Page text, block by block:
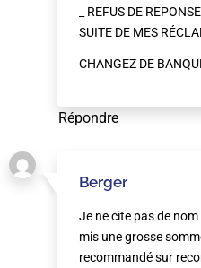
_ REFUS DE
SUITE DE MES
CHANGEZ DE
Répondre
Berger
Je ne cite pas de
mis une grosse
recommandé sur